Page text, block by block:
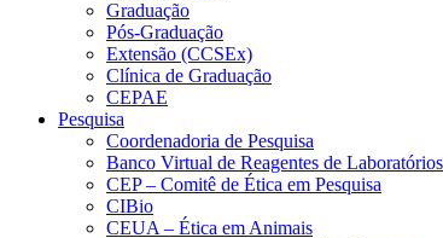
Graduação
Pós-Graduação
Extensão (CCSEx)
Clínica de Graduação
CEPAE
Pesquisa
Coordenadoria de Pesquisa
Banco Virtual de Reagentes de Laboratórios
CEP – Comitê de Ética em Pesquisa
CIBio
CEUA – Ética em Animais